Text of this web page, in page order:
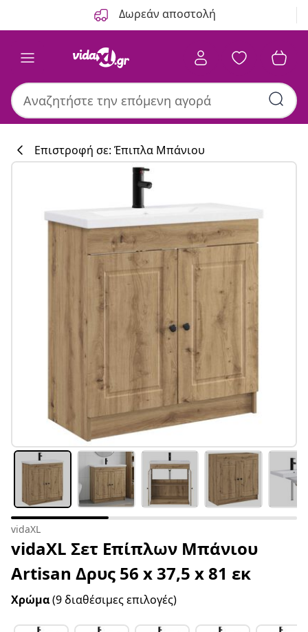
Δωρεάν αποστολή
#sharemevidaxl
Επιστροφή σε: Έπιπλα Μπάνιου
vidaXL
vidaXL Σετ Επίπλων Μπάνιου
Artisan Δρυς 56 x 37,5 x 81 εκ
Χρώμα(9 διαθέσιμες επιλογές)